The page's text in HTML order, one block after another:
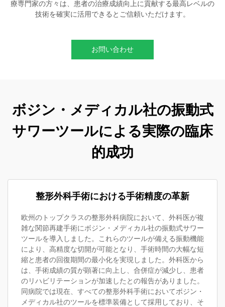
療専門家の方々は、患者の治療成績向上に貢献する最高レベルの
技術を確実に活用できるとご信頼いただけます。
お問い合わせ
ボジン・メディカル社の振動式
サワーツールによる実際の臨床
的成功
整形外科手術における手術精度の革新
欧州のトップクラスの整形外科病院において、外科医が複
雑な関節再建手術にボジン・メディカル社の振動式サワー
ツールを導入しました。これらのツールが備える振動機能
により、高精度な切開が可能となり、手術時間の大幅な短
縮と患者の回復期間の最小化を実現しました。外科医から
は、手術成績の質が顕著に向上し、合併症が減少し、患者
のリハビリテーションが加速したとの報告がありました。
同病院では現在、すべての整形外科手術においてボジン・
メディカル社のツールを標準装備として採用しており、そ